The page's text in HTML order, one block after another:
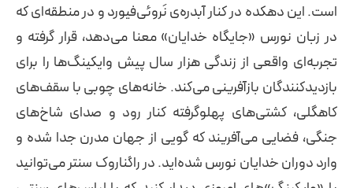
است. این دهکده در کنار آبدره‌ی نَروئی‌فیورد و در منطقه‌ای که
در زبان نورس «جایگاه خدایان» معنا می‌دهد، قرار گرفته و
تجربه‌ای واقعی از زندگی هزار سال پیش وایکینگ‌ها را برای
بازدیدکنندگان بازآفرینی می‌کند. خانه‌های چوبی با سقف‌های
کاهگلی، کشتی‌های پهلوگرفته کنار رود و صدای شاخ‌های
جنگی، فضایی می‌آفریند که گویی از جهان مدرن جدا شده و
وارد دوران خدایان نورس شده‌اید. در راگناروک سنتر می‌توانید